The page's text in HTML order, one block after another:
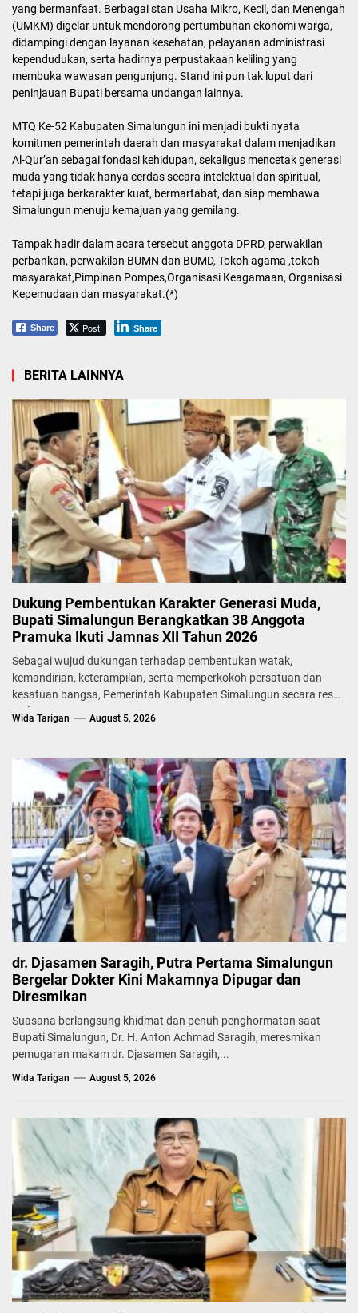
yang bermanfaat. Berbagai stan Usaha Mikro, Kecil, dan Menengah
(UMKM) digelar untuk mendorong pertumbuhan ekonomi warga,
didampingi dengan layanan kesehatan, pelayanan administrasi
kependudukan, serta hadirnya perpustakaan keliling yang
membuka wawasan pengunjung. Stand ini pun tak luput dari
peninjauan Bupati bersama undangan lainnya.
MTQ Ke-52 Kabupaten Simalungun ini menjadi bukti nyata
komitmen pemerintah daerah dan masyarakat dalam menjadikan
Al-Qur’an sebagai fondasi kehidupan, sekaligus mencetak generasi
muda yang tidak hanya cerdas secara intelektual dan spiritual,
tetapi juga berkarakter kuat, bermartabat, dan siap membawa
Simalungun menuju kemajuan yang gemilang.
Tampak hadir dalam acara tersebut anggota DPRD, perwakilan
perbankan, perwakilan BUMN dan BUMD, Tokoh agama ,tokoh
masyarakat,Pimpinan Pompes,Organisasi Keagamaan, Organisasi
Kepemudaan dan masyarakat.(*)
Share Post Share
BERITA LAINNYA
Dukung Pembentukan Karakter Generasi Muda,
Bupati Simalungun Berangkatkan 38 Anggota
Pramuka Ikuti Jamnas XII Tahun 2026
Sebagai wujud dukungan terhadap pembentukan watak,
kemandirian, keterampilan, serta memperkokoh persatuan dan
kesatuan bangsa, Pemerintah Kabupaten Simalungun secara resmi
melepas...
Wida Tarigan August 5, 2026
dr. Djasamen Saragih, Putra Pertama Simalungun
Bergelar Dokter Kini Makamnya Dipugar dan
Diresmikan
Suasana berlangsung khidmat dan penuh penghormatan saat
Bupati Simalungun, Dr. H. Anton Achmad Saragih, meresmikan
pemugaran makam dr. Djasamen Saragih,...
Wida Tarigan August 5, 2026